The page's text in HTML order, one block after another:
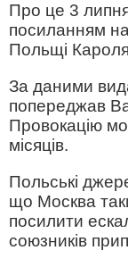
Про це 3
посиланням
Польщі
За даними
попереджав
Провокацію
місяців.
Польські
що Москва
посилити
союзників